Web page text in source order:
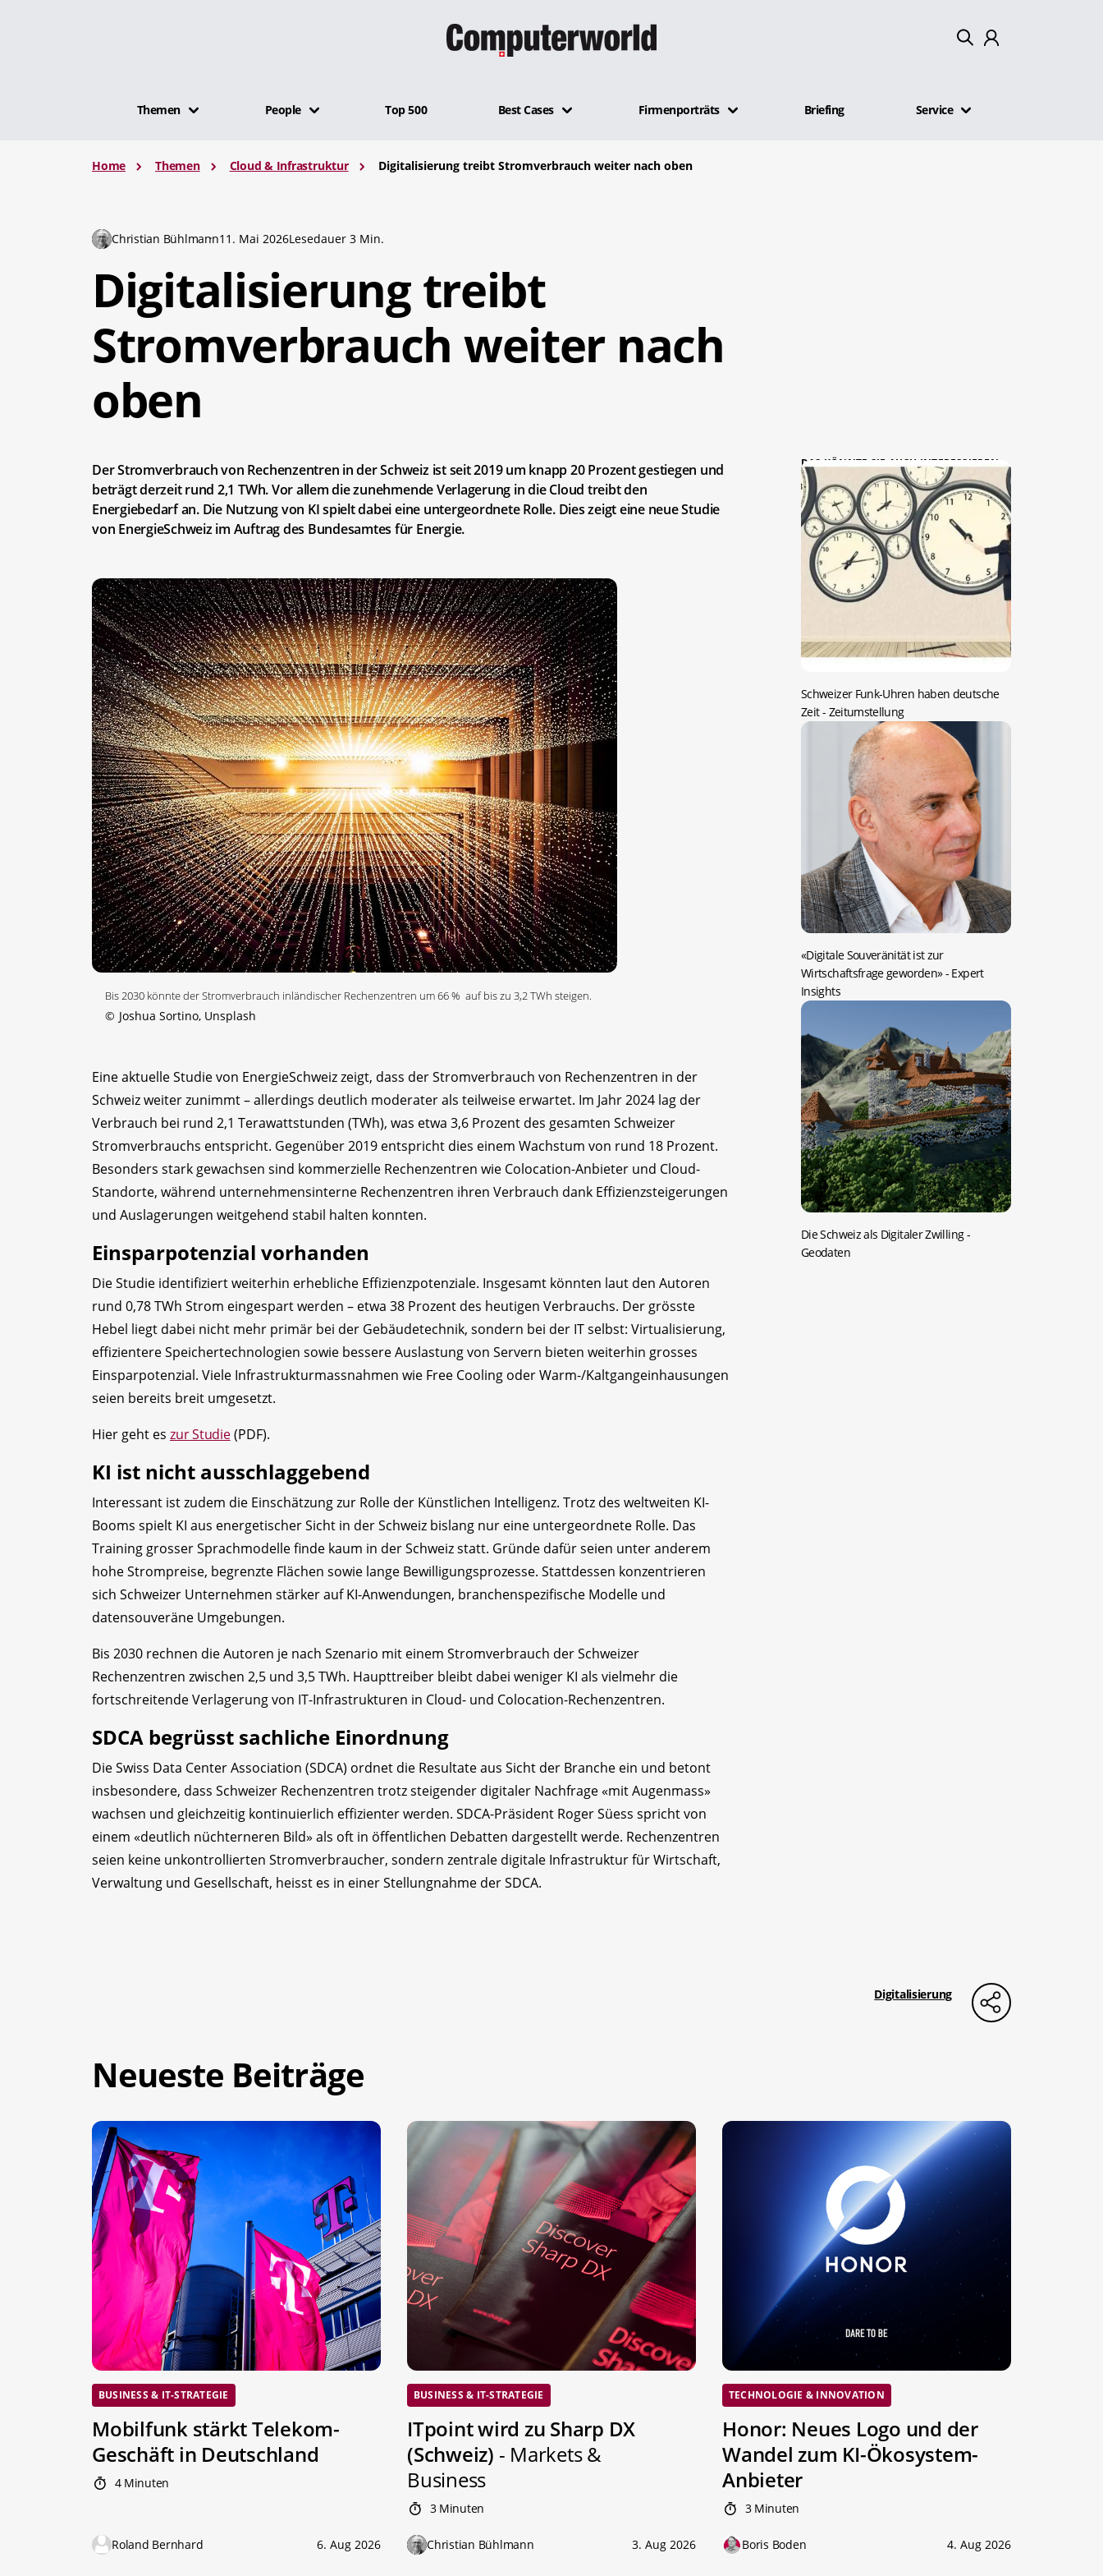
Themen People Top 500 Best Cases Firmenporträts Briefing Service
Home Themen Cloud & Infrastruktur Digitalisierung treibt Stromverbrauch weiter nach oben
Christian Bühlmann11. Mai 2026Lesedauer 3 Min.
Digitalisierung treibt
Stromverbrauch weiter nach
oben
Der Stromverbrauch von Rechenzentren in der Schweiz ist seit 2019 um knapp 20 Prozent gestiegen und
beträgt derzeit rund 2,1 TWh. Vor allem die zunehmende Verlagerung in die Cloud treibt den
Energiebedarf an. Die Nutzung von KI spielt dabei eine untergeordnete Rolle. Dies zeigt eine neue Studie
von EnergieSchweiz im Auftrag des Bundesamtes für Energie.
Bis 2030 könnte der Stromverbrauch inländischer Rechenzentren um 66 % auf bis zu 3,2 TWh steigen.
© Joshua Sortino, Unsplash
Eine aktuelle Studie von EnergieSchweiz zeigt, dass der Stromverbrauch von Rechenzentren in der
Schweiz weiter zunimmt – allerdings deutlich moderater als teilweise erwartet. Im Jahr 2024 lag der
Verbrauch bei rund 2,1 Terawattstunden (TWh), was etwa 3,6 Prozent des gesamten Schweizer
Stromverbrauchs entspricht. Gegenüber 2019 entspricht dies einem Wachstum von rund 18 Prozent.
Besonders stark gewachsen sind kommerzielle Rechenzentren wie Colocation-Anbieter und Cloud-
Standorte, während unternehmensinterne Rechenzentren ihren Verbrauch dank Effizienzsteigerungen
und Auslagerungen weitgehend stabil halten konnten.
Einsparpotenzial vorhanden
Die Studie identifiziert weiterhin erhebliche Effizienzpotenziale. Insgesamt könnten laut den Autoren
rund 0,78 TWh Strom eingespart werden – etwa 38 Prozent des heutigen Verbrauchs. Der grösste
Hebel liegt dabei nicht mehr primär bei der Gebäudetechnik, sondern bei der IT selbst: Virtualisierung,
effizientere Speichertechnologien sowie bessere Auslastung von Servern bieten weiterhin grosses
Einsparpotenzial. Viele Infrastrukturmassnahmen wie Free Cooling oder Warm-/Kaltgangeinhausungen
seien bereits breit umgesetzt.
Hier geht es zur Studie(PDF).
KI ist nicht ausschlaggebend
Interessant ist zudem die Einschätzung zur Rolle der Künstlichen Intelligenz. Trotz des weltweiten KI-
Booms spielt KI aus energetischer Sicht in der Schweiz bislang nur eine untergeordnete Rolle. Das
Training grosser Sprachmodelle finde kaum in der Schweiz statt. Gründe dafür seien unter anderem
hohe Strompreise, begrenzte Flächen sowie lange Bewilligungsprozesse. Stattdessen konzentrieren
sich Schweizer Unternehmen stärker auf KI-Anwendungen, branchenspezifische Modelle und
datensouveräne Umgebungen.
Bis 2030 rechnen die Autoren je nach Szenario mit einem Stromverbrauch der Schweizer
Rechenzentren zwischen 2,5 und 3,5 TWh. Haupttreiber bleibt dabei weniger KI als vielmehr die
fortschreitende Verlagerung von IT-Infrastrukturen in Cloud- und Colocation-Rechenzentren.
SDCA begrüsst sachliche Einordnung
Die Swiss Data Center Association (SDCA) ordnet die Resultate aus Sicht der Branche ein und betont
insbesondere, dass Schweizer Rechenzentren trotz steigender digitaler Nachfrage «mit Augenmass»
wachsen und gleichzeitig kontinuierlich effizienter werden. SDCA-Präsident Roger Süess spricht von
einem «deutlich nüchterneren Bild» als oft in öffentlichen Debatten dargestellt werde. Rechenzentren
seien keine unkontrollierten Stromverbraucher, sondern zentrale digitale Infrastruktur für Wirtschaft,
Verwaltung und Gesellschaft, heisst es in einer Stellungnahme der SDCA.
DAS KÖNNTE SIE AUCH INTERESSIEREN:
Schweizer Funk-Uhren haben deutsche
Zeit- Zeitumstellung
«Digitale Souveränität ist zur
Wirtschaftsfrage geworden»- Expert
Insights
Die Schweiz als Digitaler Zwilling-
Geodaten
Digitalisierung
Neueste Beiträge
BUSINESS & IT-STRATEGIE
Mobilfunk stärkt Telekom-
Geschäft in Deutschland
4 Minuten
Roland Bernhard 6. Aug 2026
BUSINESS & IT-STRATEGIE
ITpoint wird zu Sharp DX
(Schweiz) - Markets &
Business
3 Minuten
Christian Bühlmann 3. Aug 2026
TECHNOLOGIE & INNOVATION
Honor: Neues Logo und der
Wandel zum KI-Ökosystem-
Anbieter
3 Minuten
Boris Boden 4. Aug 2026